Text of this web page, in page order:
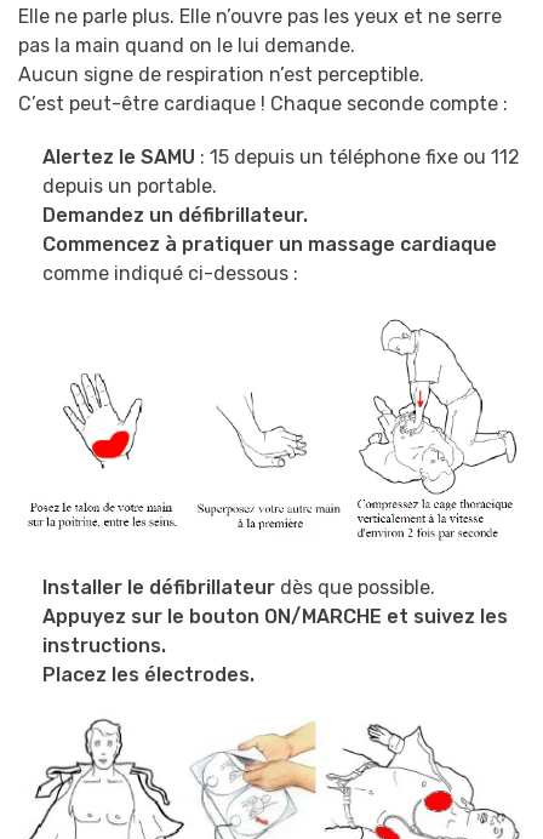
Elle ne parle plus. Elle n’ouvre pas les yeux et ne serre
pas la main quand on le lui demande.
Aucun signe de respiration n’est perceptible.
C’est peut-être cardiaque ! Chaque seconde compte :
Alertez le SAMU : 15 depuis un téléphone fixe ou 112
depuis un portable.
Demandez un défibrillateur.
Commencez à pratiquer un massage cardiaque
comme indiqué ci-dessous :
Installer le défibrillateur dès que possible.
Appuyez sur le bouton ON/MARCHE et suivez les
instructions.
Placez les électrodes.